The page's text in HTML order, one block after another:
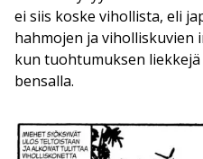
ei siis koske vihollista, eli
hahmojen ja viholliskuvien
kun tuohtumuksen
bensalla.